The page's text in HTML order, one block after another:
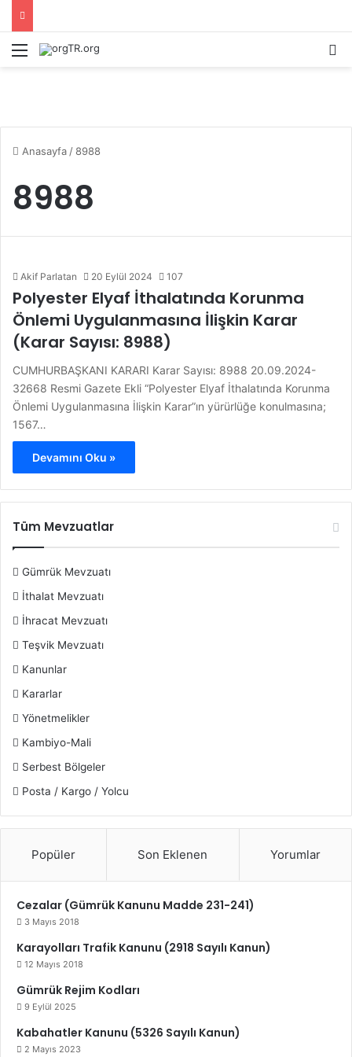
Menü
Anasayfa /8988
8988
Akif Parlatan 20 Eylül 2024 107
Polyester Elyaf İthalatında Korunma
Önlemi Uygulanmasına İlişkin Karar
(Karar Sayısı: 8988)
CUMHURBAŞKANI KARARI Karar Sayısı: 8988 20.09.2024-
32668 Resmi Gazete Ekli “Polyester Elyaf İthalatında Korunma
Önlemi Uygulanmasına İlişkin Karar”ın yürürlüğe konulmasına;
1567…
Devamını Oku »
Tüm Mevzuatlar
Gümrük Mevzuatı
İthalat Mevzuatı
İhracat Mevzuatı
Teşvik Mevzuatı
Kanunlar
Kararlar
Yönetmelikler
Kambiyo-Mali
Serbest Bölgeler
Posta / Kargo / Yolcu
Popüler Son Eklenen Yorumlar
Cezalar (Gümrük Kanunu Madde 231-241)
3 Mayıs 2018
Karayolları Trafik Kanunu (2918 Sayılı Kanun)
12 Mayıs 2018
Gümrük Rejim Kodları
9 Eylül 2025
Kabahatler Kanunu (5326 Sayılı Kanun)
2 Mayıs 2023